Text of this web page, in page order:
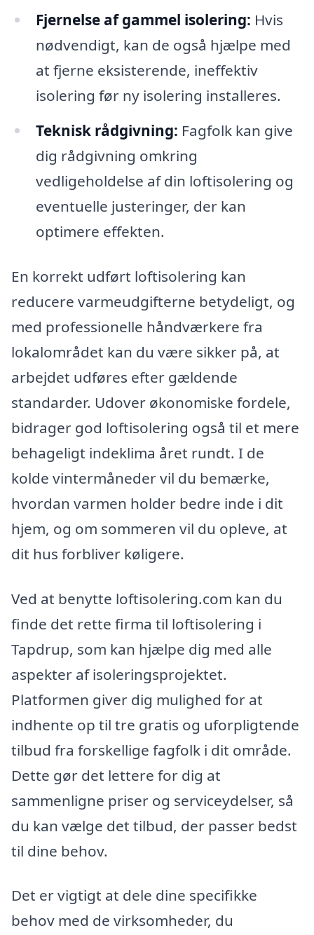
Fjernelse af gammel isolering: Hvis
nødvendigt, kan de også hjælpe med
at fjerne eksisterende, ineffektiv
isolering før ny isolering installeres.
Teknisk rådgivning: Fagfolk kan give
dig rådgivning omkring
vedligeholdelse af din loftisolering og
eventuelle justeringer, der kan
optimere effekten.
En korrekt udført loftisolering kan
reducere varmeudgifterne betydeligt, og
med professionelle håndværkere fra
lokalområdet kan du være sikker på, at
arbejdet udføres efter gældende
standarder. Udover økonomiske fordele,
bidrager god loftisolering også til et mere
behageligt indeklima året rundt. I de
kolde vintermåneder vil du bemærke,
hvordan varmen holder bedre inde i dit
hjem, og om sommeren vil du opleve, at
dit hus forbliver køligere.
Ved at benytte loftisolering.com kan du
finde det rette firma til loftisolering i
Tapdrup, som kan hjælpe dig med alle
aspekter af isoleringsprojektet.
Platformen giver dig mulighed for at
indhente op til tre gratis og uforpligtende
tilbud fra forskellige fagfolk i dit område.
Dette gør det lettere for dig at
sammenligne priser og serviceydelser, så
du kan vælge det tilbud, der passer bedst
til dine behov.
Det er vigtigt at dele dine specifikke
behov med de virksomheder, du